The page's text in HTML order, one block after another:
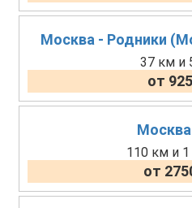
Москва - Родники
37 км и
от
Москва
110 км и
от